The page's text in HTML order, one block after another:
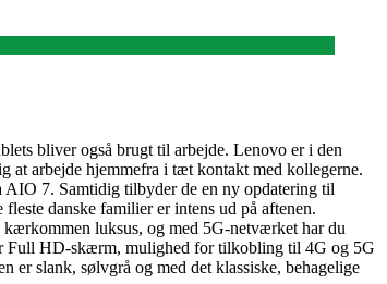
bliver også brugt til arbejde. Lenovo er i den
at arbejde hjemmefra i tæt kontakt med kollegerne.
AIO 7. Samtidig tilbyder de en ny opdatering til
danske familier er intens ud på aftenen.
luksus, og med 5G-netværket har du
Full HD-skærm, mulighed for tilkobling til 4G og 5G
er slank, sølvgrå og med det klassiske, behagelige